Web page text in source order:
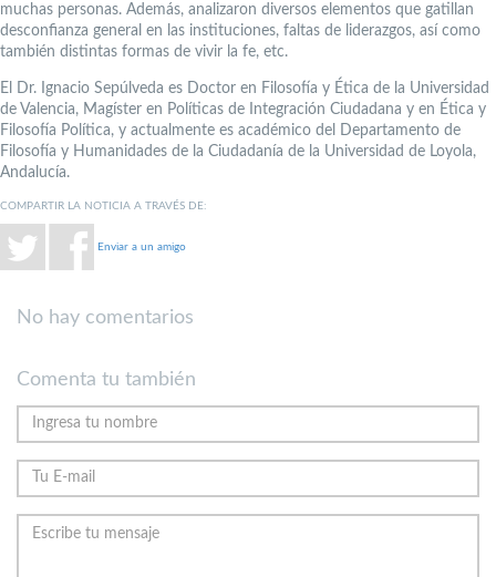
muchas personas. Además, analizaron diversos elementos que gatillan
desconfianza general en las instituciones, faltas de liderazgos, así como
también distintas formas de vivir la fe, etc.
El Dr. Ignacio Sepúlveda es Doctor en Filosofía y Ética de la Universidad
de Valencia, Magíster en Políticas de Integración Ciudadana y en Ética y
Filosofía Política, y actualmente es académico del Departamento de
Filosofía y Humanidades de la Ciudadanía de la Universidad de Loyola,
Andalucía.
COMPARTIR LA NOTICIA A TRAVÉS DE:
Enviar a un amigo
No hay comentarios
Comenta tu también